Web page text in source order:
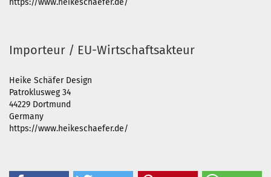
https://www.heikeschaefer.de/
Importeur / EU-Wirtschaftsakteur
Heike Schäfer Design
Patroklusweg 34
44229 Dortmund
Germany
https://www.heikeschaefer.de/